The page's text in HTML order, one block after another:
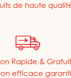
de haute
Rapide &
efficace